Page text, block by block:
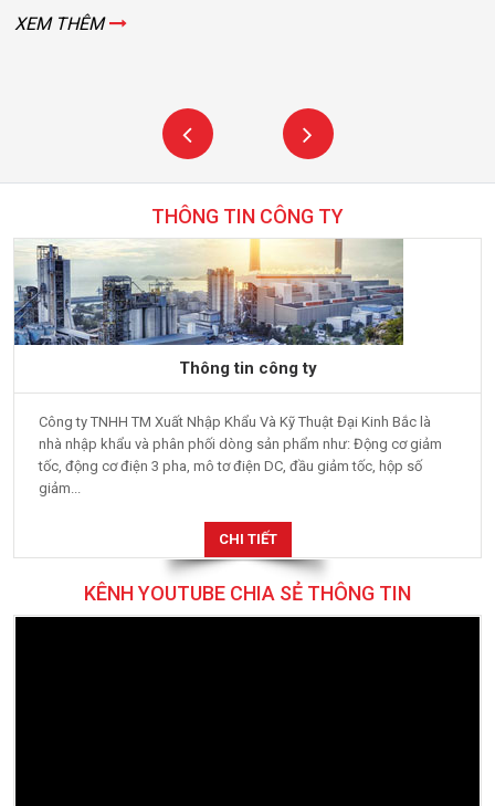
XEM THÊM
THÔNG TIN CÔNG TY
Thông tin công ty
Công ty TNHH TM Xuất Nhập Khẩu Và Kỹ Thuật Đại Kinh Bắc là
nhà nhập khẩu và phân phối dòng sản phẩm như: Động cơ giảm
tốc, động cơ điện 3 pha, mô tơ điện DC, đầu giảm tốc, hộp số
giảm...
CHI TIẾT
KÊNH YOUTUBE CHIA SẺ THÔNG TIN